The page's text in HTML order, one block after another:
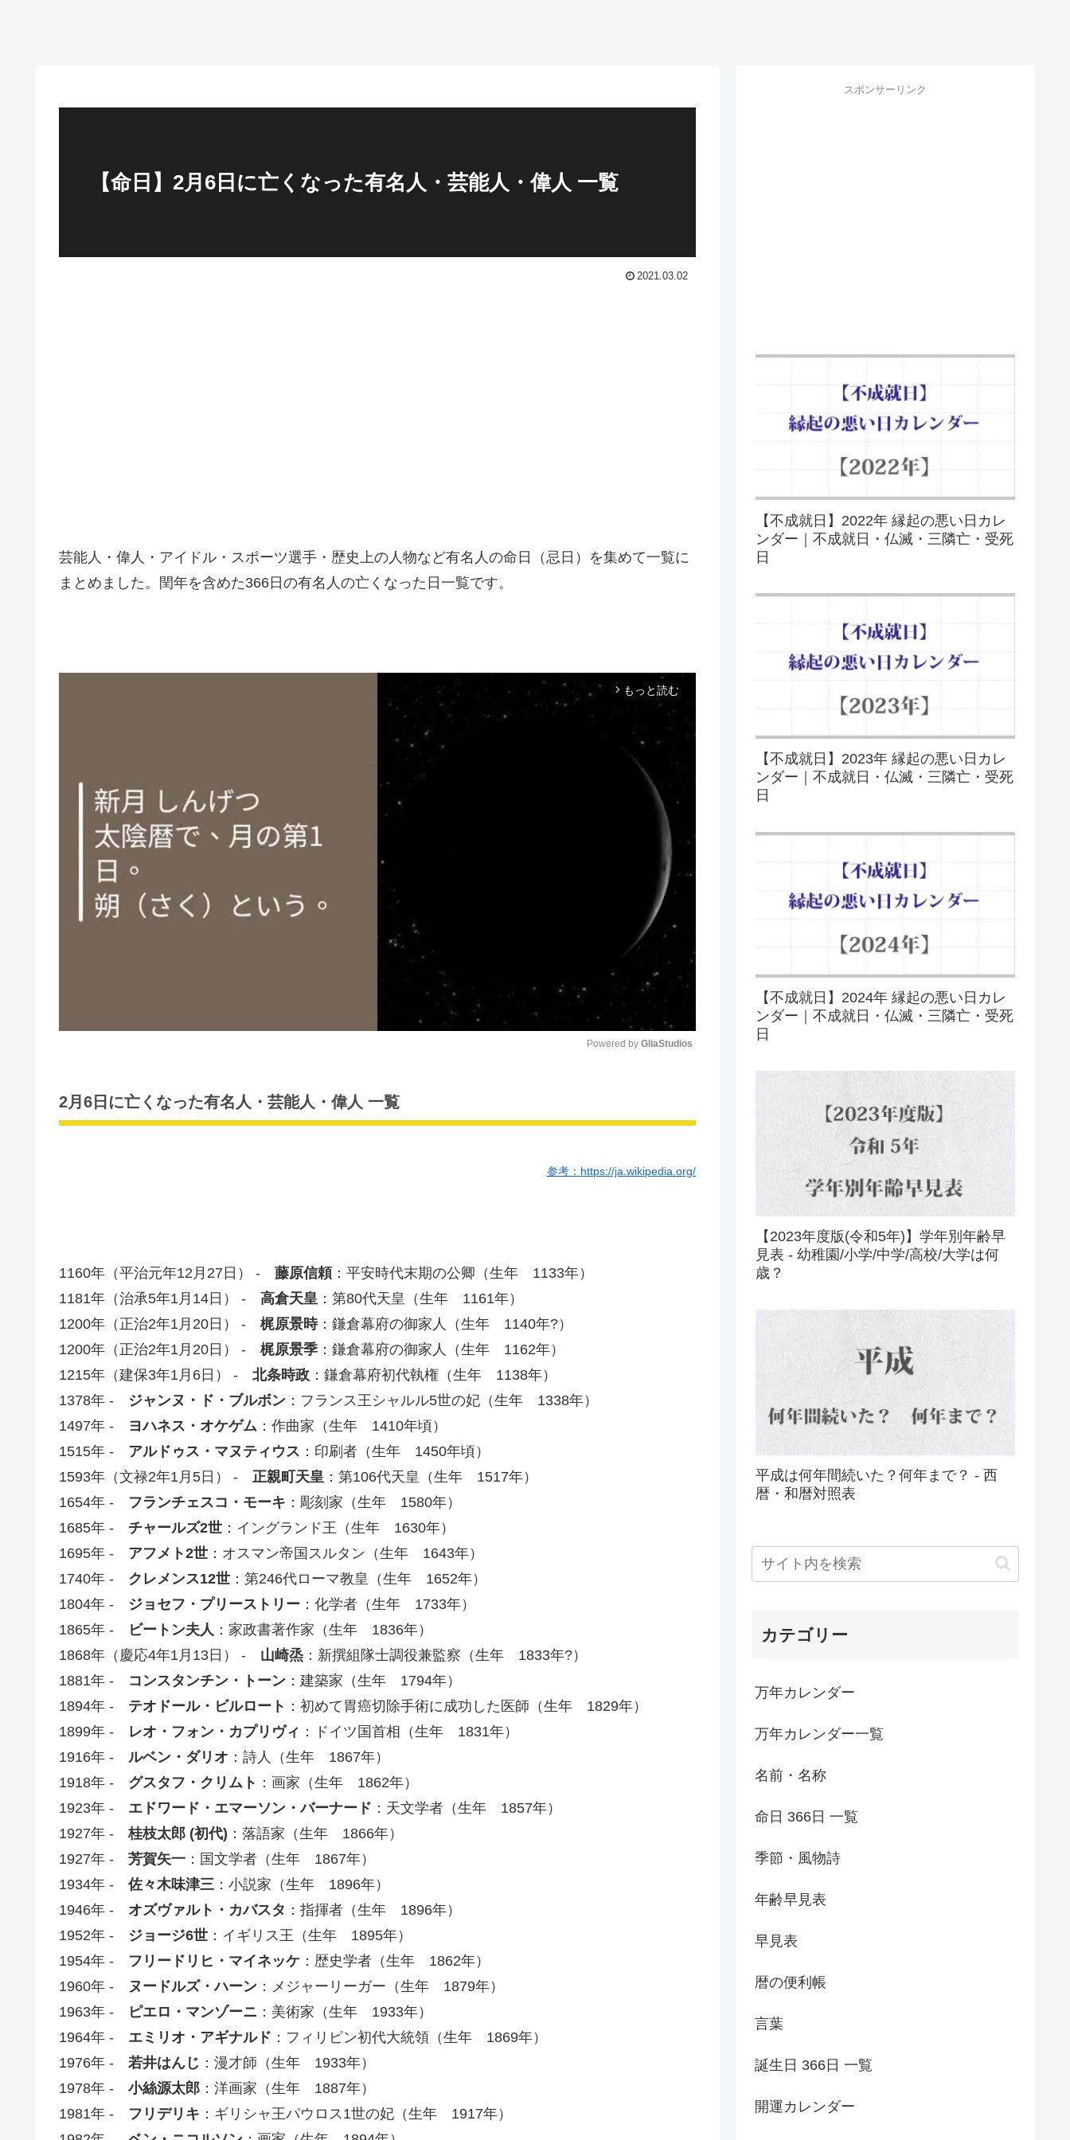
【命日】2月6日に亡くなった有名人・芸能人・偉人 一覧
2021.03.02
芸能人・偉人・アイドル・スポーツ選手・歴史上の人物など有名人の命日（忌日）を集めて一覧に
まとめました。閏年を含めた366日の有名人の亡くなった日一覧です。
arrow_forward_ios もっと読む
Powered by GliaStudios
2月6日に亡くなった有名人・芸能人・偉人 一覧
参考：https://ja.wikipedia.org/
1160年（平治元年12月27日） - 藤原信頼：平安時代末期の公卿（生年 1133年）
1181年（治承5年1月14日） - 高倉天皇 ：第80代天皇（生年 1161年）
1200年（正治2年1月20日） - 梶原景時：鎌倉幕府の御家人（生年 1140年?）
1200年（正治2年1月20日） - 梶原景季 ：鎌倉幕府の御家人（生年 1162年）
1215年（建保3年1月6日） - 北条時政 ：鎌倉幕府初代執権（生年 1138年）
1378年 - ジャンヌ・ド・ブルボン ：フランス王シャルル5世の妃（生年 1338年）
1497年 - ヨハネス・オケゲム ：作曲家（生年 1410年頃）
1515年 - アルドゥス・マヌティウス ：印刷者（生年 1450年頃）
1593年（文禄2年1月5日） - 正親町天皇 ：第106代天皇（生年 1517年）
1654年 - フランチェスコ・モーキ ：彫刻家（生年 1580年）
1685年 - チャールズ2世 ：イングランド王（生年 1630年）
1695年 - アフメト2世 ：オスマン帝国スルタン（生年 1643年）
1740年 - クレメンス12世 ：第246代ローマ教皇（生年 1652年）
1804年 - ジョセフ・プリーストリー ：化学者（生年 1733年）
1865年 -
ビートン夫人 ：家政書著作家（生年 1836年）
1868年（慶応4年1月13日） - 山崎烝 ：新撰組隊士調役兼監察（生年 1833年?）
1881年 - コンスタンチン・トーン ：建築家（生年 1794年）
1894年 - テオドール・ビルロート ：初めて胃癌切除手術に成功した医師（生年 1829年）
1899年 - レオ・フォン・カプリヴィ ：ドイツ国首相（生年 1831年）
1916年 - ルベン・ダリオ ：詩人（生年 1867年）
1918年 - グスタフ・クリムト ：画家（生年 1862年）
1923年 - エドワード・エマーソン・バーナード ：天文学者（生年 1857年）
1927年 -桂枝太郎 (初代) ：落語家（生年 1866年）
1927年 - 芳賀矢一 ：国文学者（生年 1867年）
1934年 - 佐々木味津三 ：小説家（生年 1896年）
1946年 - オズヴァルト・カバスタ ：指揮者（生年 1896年）
1952年 - ジョージ6世 ：イギリス王（生年 1895年）
1954年 - フリードリヒ・マイネッケ ：歴史学者（生年 1862年）
1960年 -
ヌードルズ・ハーン ：メジャーリーガー（生年 1879年）
1963年 -
ピエロ・マンゾーニ ：美術家（生年 1933年）
1964年 - エミリオ・アギナルド ：フィリピン初代大統領（生年 1869年）
1976年 - 若井はんじ ：漫才師（生年 1933年）
1978年 - 小絲源太郎 ：洋画家（生年 1887年）
1981年 - フリデリキ ：ギリシャ王パウロス1世の妃（生年 1917年）
スポンサーリンク
【不成就日】2022年 縁起の悪い日カレ
ンダー｜不成就日・仏滅・三隣亡・受死
日
【不成就日】2023年 縁起の悪い日カレ
ンダー｜不成就日・仏滅・三隣亡・受死
日
【不成就日】2024年 縁起の悪い日カレ
ンダー｜不成就日・仏滅・三隣亡・受死
日
【2023年度版(令和5年)】学年別年齢早
見表 - 幼稚園/小学/中学/高校/大学は何
歳？
平成は何年間続いた？何年まで？ - 西
暦・和暦対照表
カテゴリー
万年カレンダー
万年カレンダー一覧
名前・名称
命日 366日 一覧
季節・風物詩
年齢早見表
早見表
暦の便利帳
言葉
誕生日 366日 一覧
開運カレンダー